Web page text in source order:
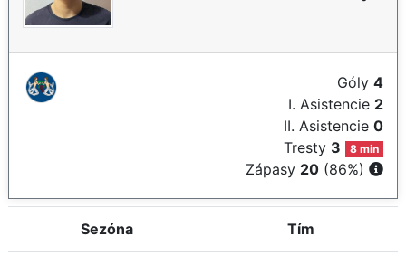
Góly 4
I. Asistencie 2
II. Asistencie 0
Tresty 3 8 min
Zápasy 20 (86%)
Sezóna Tím